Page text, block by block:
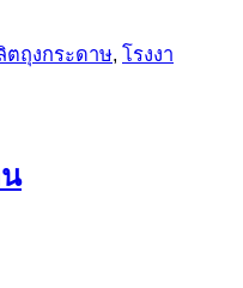
ตถุงกระดาษ, โรงงา